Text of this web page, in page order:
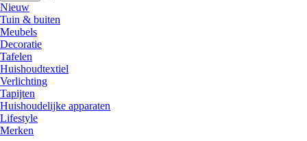
Nieuw
Tuin & buiten
Meubels
Decoratie
Tafelen
Huishoudtextiel
Verlichting
Tapijten
Huishoudelijke apparaten
Lifestyle
Merken